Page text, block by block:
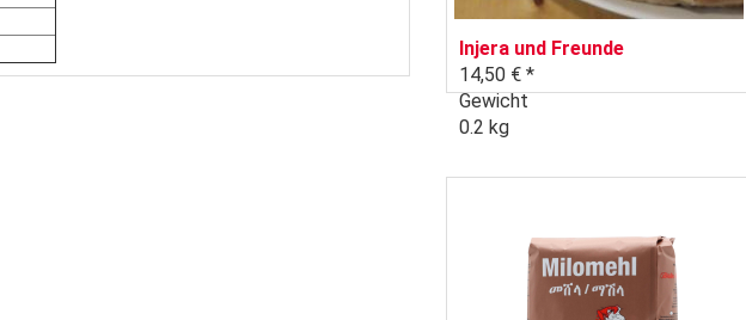
Injera und Freunde
14,50 € *
Gewicht
0.2 kg